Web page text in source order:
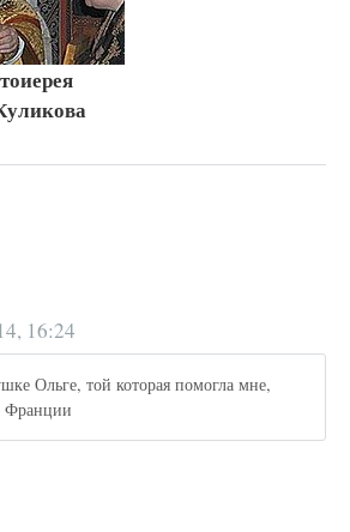
16:24
Ольге, той которая помогла мне,
Франции